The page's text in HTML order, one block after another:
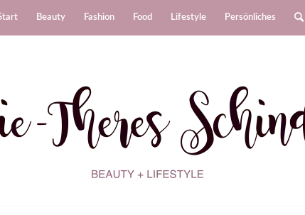
Beauty Fashion Food Lifestyle Persönliches